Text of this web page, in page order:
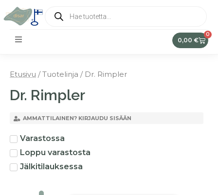
0,00 €
0
Etusivu / Tuotelinja / Dr. Rimpler
Dr. Rimpler
AMMATTILAINEN? KIRJAUDU SISÄÄN
Varastossa
Loppu varastosta
Jälkitilauksessa